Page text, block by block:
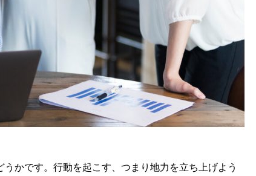
かです。行動を起こす、つまり地力を立ち上げよう